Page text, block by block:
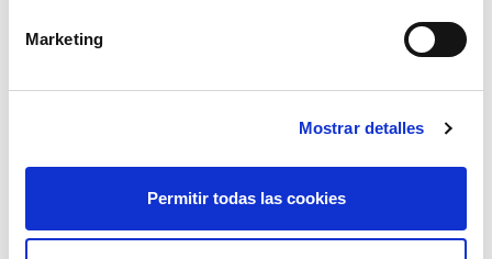
Marketing
Mostrar detalles
Permitir todas las cookies